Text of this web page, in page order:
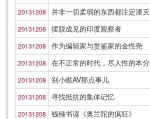
20131208 并非一切柔弱的东西都注定湮灭
20131208 摆脱成见的印度观察者
20131208 作为编辑家与赏鉴家的金性尧
20131208 在不正常的时代，尽人性的本分
20131208 别小瞧AV那点事儿
20131208 寻找抵抗的集体记忆
20131208 钱锺书读《奥兰陀的疯狂》